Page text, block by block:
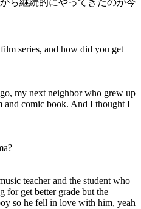
ら継続的にやってきたのが今
series, and how did you get
my next neighbor who grew up
and comic book. And I thought I
teacher and the student who
for get better grade but the
so he fell in love with him, yeah